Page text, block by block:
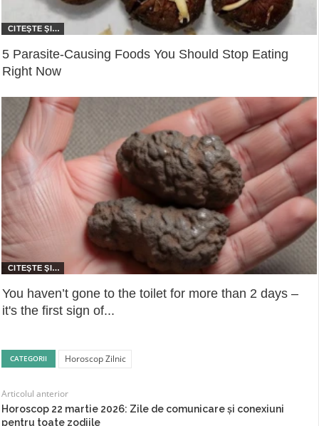
5 Parasite-Causing Foods You Should Stop Eating
Right Now
You haven’t gone to the toilet for more than 2 days –
it's the first sign of...
CATEGORII Horoscop Zilnic
Articolul anterior
Horoscop 22 martie 2026: Zile de comunicare și conexiuni
pentru toate zodiile